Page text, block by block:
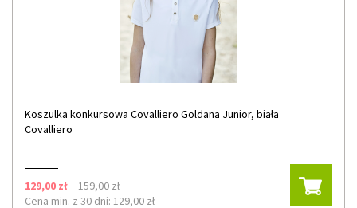
Koszulka konkursowa Covalliero Goldana Junior, biała
Covalliero
129,00 zł
159,00 zł
Cena min. z 30 dni: 129,00 zł